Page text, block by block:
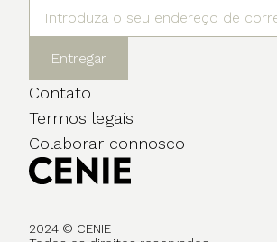
Entregar
Contato
Termos legais
Colaborar connosco
2024 © CENIE